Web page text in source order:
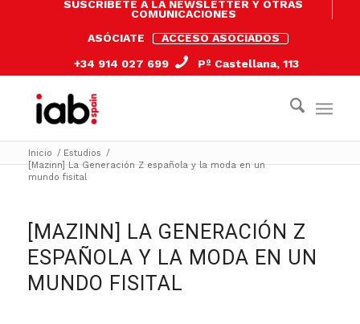
SUSCRÍBETE A LA NEWSLETTER Y OTRAS
COMUNICACIONES
ASÓCIATE
ACCESO ASOCIADOS
+34 914 027 699
Pº Castellana, 113
Inicio / Estudios /
[Mazinn] La Generación Z española y la moda en un
mundo fisital
[MAZINN] LA GENERACIÓN Z
ESPAÑOLA Y LA MODA EN UN
MUNDO FISITAL